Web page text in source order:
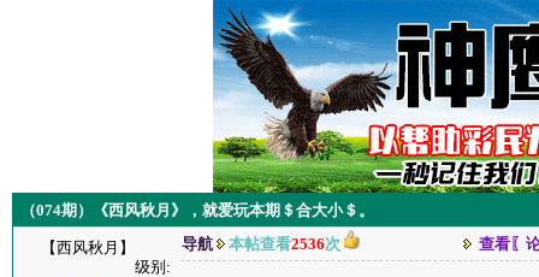
（074期）《西风秋月》，就爱玩本期＄合大小＄。
【西风秋月】
级别:
导航 本帖查看2536次 查看〖